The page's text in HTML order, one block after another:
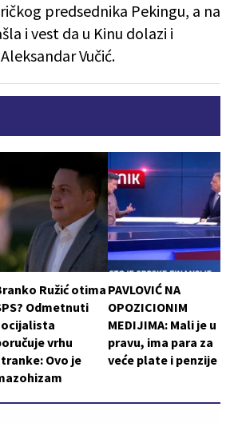
predsednika Pekingu, a na
i vest da u Kinu dolazi i
Vučić.
Ružić otima
Odmetnuti
vrhu
Ovo je
PAVLOVIĆ NA
OPOZICIONIM
MEDIJIMA: Mali je u
pravu, ima para za
veće plate i penzije